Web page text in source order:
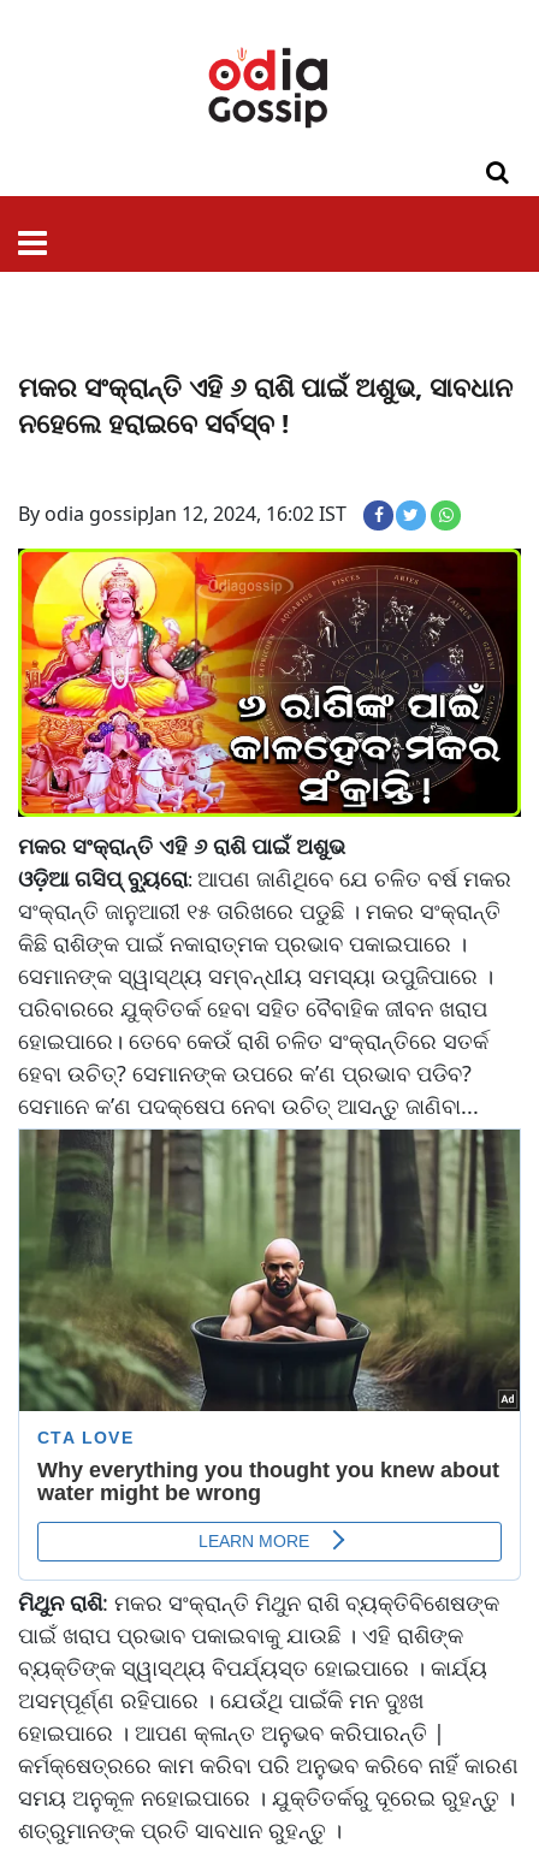
ମକର ସଂକ୍ରାନ୍ତି ଏହି ୬ ରାଶି ପାଇଁ ଅଶୁଭ, ସାବଧାନ
ନହେଲେ ହରାଇବେ ସର୍ବସ୍ବ !
By odia gossipJan 12, 2024, 16:02 IST
ମକର ସଂକ୍ରାନ୍ତି ଏହି ୬ ରାଶି ପାଇଁ ଅଶୁଭ
ଓଡ଼ିଆ ଗସିପ୍ ବ୍ୟୁରୋ: ଆପଣ ଜାଣିଥିବେ ଯେ ଚଳିତ ବର୍ଷ ମକର
ସଂକ୍ରାନ୍ତି ଜାନୁଆରୀ ୧୫ ତାରିଖରେ ପଡୁଛି । ମକର ସଂକ୍ରାନ୍ତି
କିଛି ରାଶିଙ୍କ ପାଇଁ ନକାରାତ୍ମକ ପ୍ରଭାବ ପକାଇପାରେ ।
ସେମାନଙ୍କ ସ୍ୱାସ୍ଥ୍ୟ ସମ୍ବନ୍ଧୀୟ ସମସ୍ୟା ଉପୁଜିପାରେ ।
ପରିବାରରେ ଯୁକ୍ତିତର୍କ ହେବା ସହିତ ବୈବାହିକ ଜୀବନ ଖରାପ
ହୋଇପାରେ। ତେବେ କେଉଁ ରାଶି ଚଳିତ ସଂକ୍ରାନ୍ତିରେ ସତର୍କ
ହେବା ଉଚିତ୍? ସେମାନଙ୍କ ଉପରେ କ’ଣ ପ୍ରଭାବ ପଡିବ?
ସେମାନେ କ’ଣ ପଦକ୍ଷେପ ନେବା ଉଚିତ୍ ଆସନ୍ତୁ ଜାଣିବା...
ମିଥୁନ ରାଶି: ମକର ସଂକ୍ରାନ୍ତି ମିଥୁନ ରାଶି ବ୍ୟକ୍ତିବିଶେଷଙ୍କ
ପାଇଁ ଖରାପ ପ୍ରଭାବ ପକାଇବାକୁ ଯାଉଛି । ଏହି ରାଶିଙ୍କ
ବ୍ୟକ୍ତିଙ୍କ ସ୍ୱାସ୍ଥ୍ୟ ବିପର୍ଯ୍ୟସ୍ତ ହୋଇପାରେ । କାର୍ଯ୍ୟ
ଅସମ୍ପୂର୍ଣ୍ଣ ରହିପାରେ । ଯେଉଁଥି ପାଇଁକି ମନ ଦୁଃଖ
ହୋଇପାରେ । ଆପଣ କ୍ଳାନ୍ତ ଅନୁଭବ କରିପାରନ୍ତି |
କର୍ମକ୍ଷେତ୍ରରେ କାମ କରିବା ପରି ଅନୁଭବ କରିବେ ନାହିଁ କାରଣ
ସମୟ ଅନୁକୂଳ ନହୋଇପାରେ । ଯୁକ୍ତିତର୍କରୁ ଦୂରେଇ ରୁହନ୍ତୁ ।
ଶତ୍ରୁମାନଙ୍କ ପ୍ରତି ସାବଧାନ ରୁହନ୍ତୁ ।